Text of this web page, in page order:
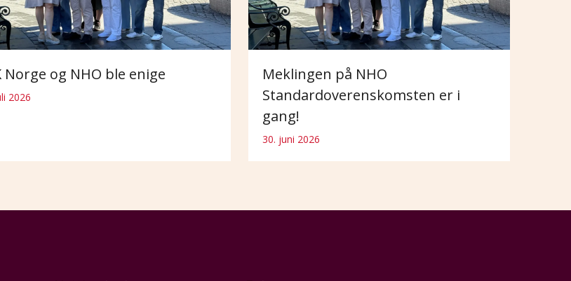
Norge og NHO ble enige
2026
Meklingen på NHO
Standardoverenskomsten er i
gang!
30. juni 2026